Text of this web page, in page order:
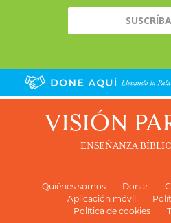
VISIÓN
ENSEÑANZA
Quiénes somos Donar
Aplicación móvil
Política de cookies